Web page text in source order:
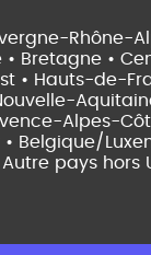
Rhône-
• Bretagne •
• Hauts-de-
Alpes-
Belgique/
Autre pays hors